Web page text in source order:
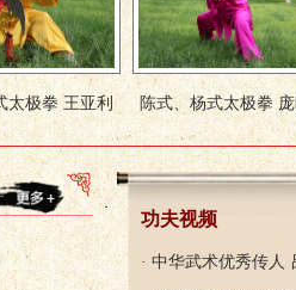
陈式、杨式太极拳 庞晓青
少林拳
功夫视频
· 中华武术优秀传人